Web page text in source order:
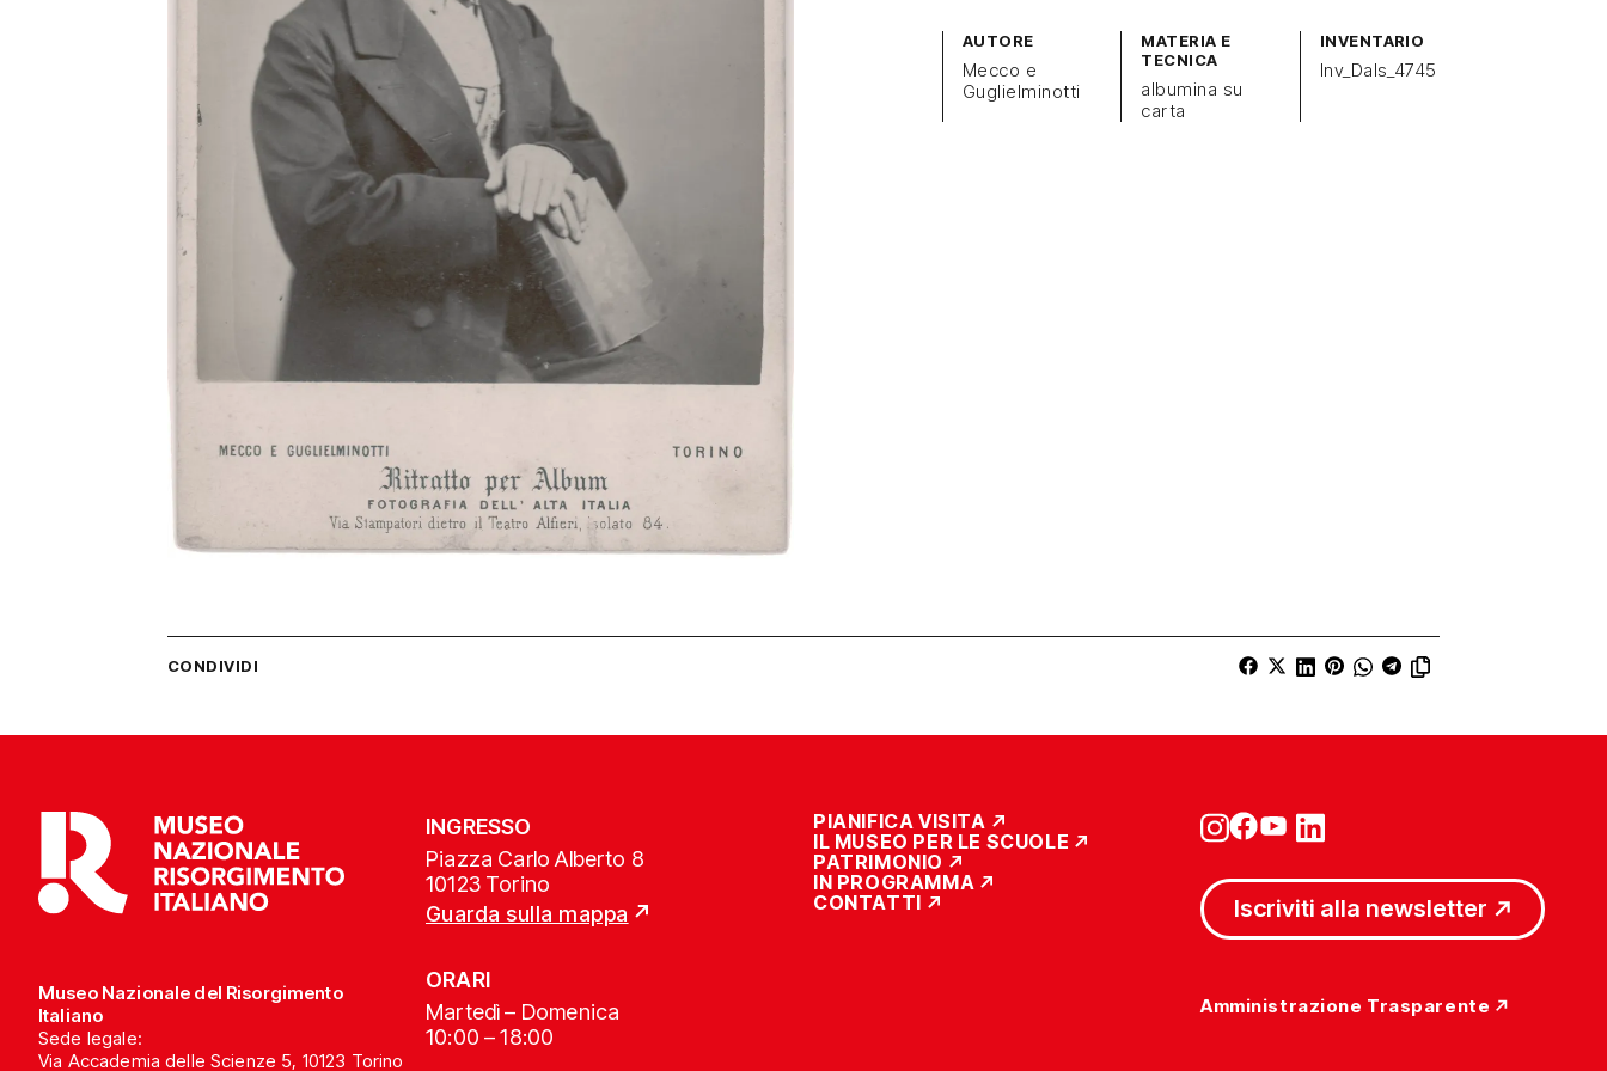
AUTORE
Mecco e
Guglielminotti
MATERIA E
TECNICA
albumina su
carta
INVENTARIO
Inv_Dals_4745
CONDIVIDI
Museo Nazionale del Risorgimento
Italiano
Sede legale:
Via Accademia delle Scienze 5, 10123 Torino
INGRESSO
Piazza Carlo Alberto 8
10123 Torino
Guarda sulla mappa
ORARI
Martedì – Domenica
10:00 – 18:00
PIANIFICA VISITA
IL MUSEO PER LE SCUOLE
PATRIMONIO
IN PROGRAMMA
CONTATTI
Iscriviti alla newsletter
Amministrazione Trasparente